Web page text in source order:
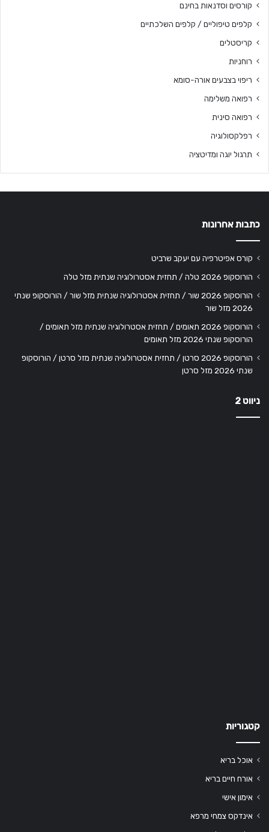
קורסים וסדנאות בחינם
קלפים טיפוליים / קלפים השלכתיים
קריסטלים
רוחניות
ריפוי בצבעים אורה-סומא
רפואה משלימה
רפואה סינית
רפלקסולוגיה
תרגול יוגה ומדיטציה
כתבות אחרונות
קורס אפיטרפיה עם יעקב שרביט
הורוסקופ 2026 טלה / תחזית אסטרולוגיה שנתית מזל טלה
הורוסקופ 2026 שור / תחזית אסטרולוגיה שנתית מזל שור / הורוסקופ שנתי
2026 מזל שור
הורוסקופ 2026 תאומים / תחזית אסטרולוגיה שנתית מזל תאומים /
הורוסקופ שנתי 2026 מזל תאומים
הורוסקופ 2026 סרטן / תחזית אסטרולוגיה שנתית מזל סרטן / הורוסקופ
שנתי 2026 מזל סרטן
ניווט 2
קטגוריות
אוכל בריא
אורח חיים בריא
אימון אישי
אינדקס צמחי מרפא